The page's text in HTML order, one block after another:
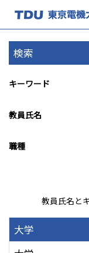
検索
キーワード
教員氏名
職種
教員氏名と
大学